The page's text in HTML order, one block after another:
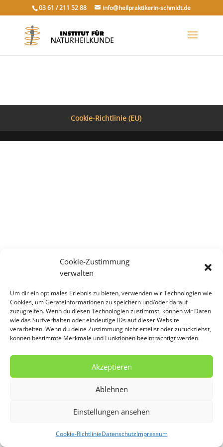
Cookie-Zustimmung
verwalten
Um dir ein optimales Erlebnis zu bieten, verwenden wir Technologien wie
Cookies, um Geräteinformationen zu speichern und/oder darauf
zuzugreifen. Wenn du diesen Technologien zustimmst, können wir Daten
wie das Surfverhalten oder eindeutige IDs auf dieser Website
verarbeiten. Wenn du deine Zustimmung nicht erteilst oder zurückziehst,
können bestimmte Merkmale und Funktionen beeinträchtigt werden.
Akzeptieren
Ablehnen
Einstellungen ansehen
Cookie-RichtlinieDatenschutzImpressum
03 61 / 211 52 88 info@heilpraktikerin-schmidt.de
Cookie-Richtlinie (EU)